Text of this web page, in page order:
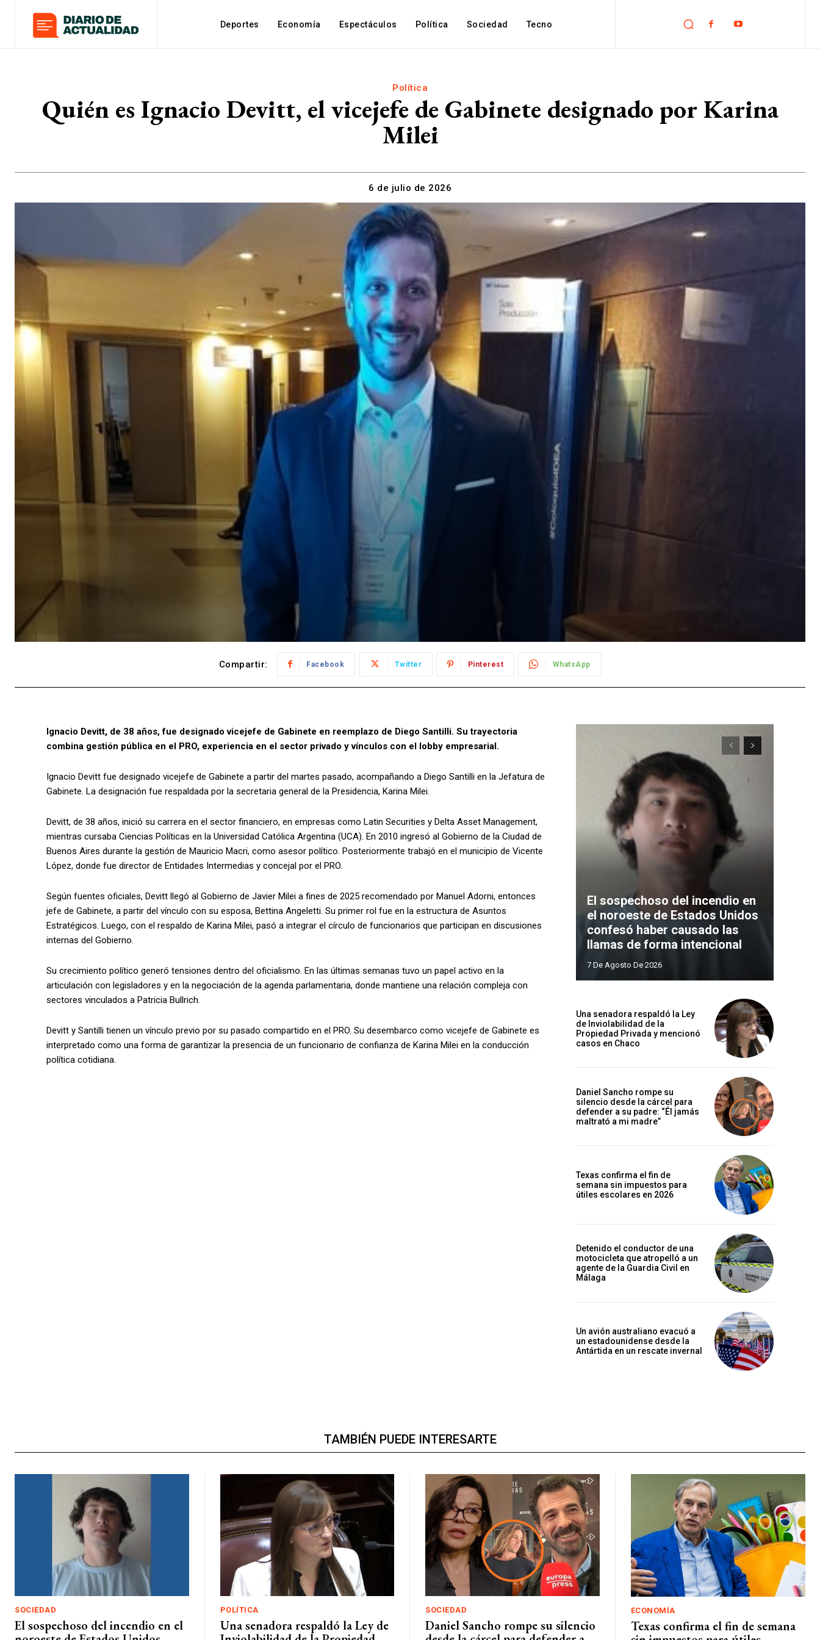
Deportes Economía Espectáculos Política Sociedad Tecno
Política
Quién es Ignacio Devitt, el vicejefe de Gabinete designado por Karina
Milei
6 de julio de 2026
Compartir: Facebook Twitter Pinterest WhatsApp
Ignacio Devitt, de 38 años, fue designado vicejefe de Gabinete en reemplazo de Diego Santilli. Su trayectoria
combina gestión pública en el PRO, experiencia en el sector privado y vínculos con el lobby empresarial.
Ignacio Devitt fue designado vicejefe de Gabinete a partir del martes pasado, acompañando a Diego Santilli en la Jefatura de
Gabinete. La designación fue respaldada por la secretaria general de la Presidencia, Karina Milei.
Devitt, de 38 años, inició su carrera en el sector financiero, en empresas como Latin Securities y Delta Asset Management,
mientras cursaba Ciencias Políticas en la Universidad Católica Argentina (UCA). En 2010 ingresó al Gobierno de la Ciudad de
Buenos Aires durante la gestión de Mauricio Macri, como asesor político. Posteriormente trabajó en el municipio de Vicente
López, donde fue director de Entidades Intermedias y concejal por el PRO.
Según fuentes oficiales, Devitt llegó al Gobierno de Javier Milei a fines de 2025 recomendado por Manuel Adorni, entonces
jefe de Gabinete, a partir del vínculo con su esposa, Bettina Angeletti. Su primer rol fue en la estructura de Asuntos
Estratégicos. Luego, con el respaldo de Karina Milei, pasó a integrar el círculo de funcionarios que participan en discusiones
internas del Gobierno.
Su crecimiento político generó tensiones dentro del oficialismo. En las últimas semanas tuvo un papel activo en la
articulación con legisladores y en la negociación de la agenda parlamentaria, donde mantiene una relación compleja con
sectores vinculados a Patricia Bullrich.
Devitt y Santilli tienen un vínculo previo por su pasado compartido en el PRO. Su desembarco como vicejefe de Gabinete es
interpretado como una forma de garantizar la presencia de un funcionario de confianza de Karina Milei en la conducción
política cotidiana.
El sospechoso del incendio en
el noroeste de Estados Unidos
confesó haber causado las
llamas de forma intencional
7 De Agosto De 2026
Una senadora respaldó la Ley
de Inviolabilidad de la
Propiedad Privada y mencionó
casos en Chaco
Daniel Sancho rompe su
silencio desde la cárcel para
defender a su padre: “Él jamás
maltrató a mi madre”
Texas confirma el fin de
semana sin impuestos para
útiles escolares en 2026
Detenido el conductor de una
motocicleta que atropelló a un
agente de la Guardia Civil en
Málaga
Un avión australiano evacuó a
un estadounidense desde la
Antártida en un rescate invernal
TAMBIÉN PUEDE INTERESARTE
SOCIEDAD
El sospechoso del incendio en el
POLÍTICA
Una senadora respaldó la Ley de
SOCIEDAD
Daniel Sancho rompe su silencio
ECONOMÍA
Texas confirma el fin de semana